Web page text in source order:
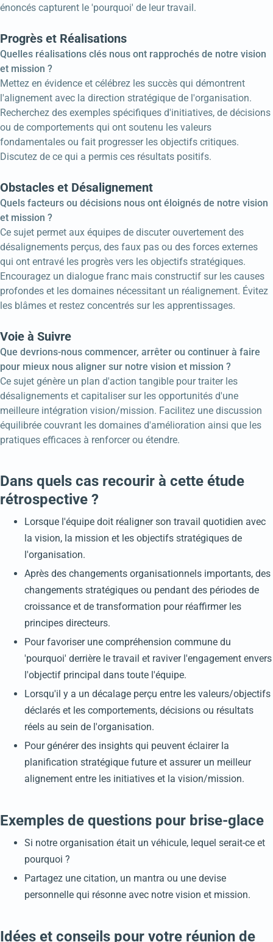
énoncés capturent le 'pourquoi' de leur travail.
Progrès et Réalisations
Quelles réalisations clés nous ont rapprochés de notre vision
et mission ?
Mettez en évidence et célébrez les succès qui démontrent
l'alignement avec la direction stratégique de l'organisation.
Recherchez des exemples spécifiques d'initiatives, de décisions
ou de comportements qui ont soutenu les valeurs
fondamentales ou fait progresser les objectifs critiques.
Discutez de ce qui a permis ces résultats positifs.
Obstacles et Désalignement
Quels facteurs ou décisions nous ont éloignés de notre vision
et mission ?
Ce sujet permet aux équipes de discuter ouvertement des
désalignements perçus, des faux pas ou des forces externes
qui ont entravé les progrès vers les objectifs stratégiques.
Encouragez un dialogue franc mais constructif sur les causes
profondes et les domaines nécessitant un réalignement. Évitez
les blâmes et restez concentrés sur les apprentissages.
Voie à Suivre
Que devrions-nous commencer, arrêter ou continuer à faire
pour mieux nous aligner sur notre vision et mission ?
Ce sujet génère un plan d'action tangible pour traiter les
désalignements et capitaliser sur les opportunités d'une
meilleure intégration vision/mission. Facilitez une discussion
équilibrée couvrant les domaines d'amélioration ainsi que les
pratiques efficaces à renforcer ou étendre.
Dans quels cas recourir à cette étude
rétrospective ?
Lorsque l'équipe doit réaligner son travail quotidien avec
la vision, la mission et les objectifs stratégiques de
l'organisation.
Après des changements organisationnels importants, des
changements stratégiques ou pendant des périodes de
croissance et de transformation pour réaffirmer les
principes directeurs.
Pour favoriser une compréhension commune du
'pourquoi' derrière le travail et raviver l'engagement envers
l'objectif principal dans toute l'équipe.
Lorsqu'il y a un décalage perçu entre les valeurs/objectifs
déclarés et les comportements, décisions ou résultats
réels au sein de l'organisation.
Pour générer des insights qui peuvent éclairer la
planification stratégique future et assurer un meilleur
alignement entre les initiatives et la vision/mission.
Exemples de questions pour brise-glace
Si notre organisation était un véhicule, lequel serait-ce et
pourquoi ?
Partagez une citation, un mantra ou une devise
personnelle qui résonne avec notre vision et mission.
Idées et conseils pour votre réunion de